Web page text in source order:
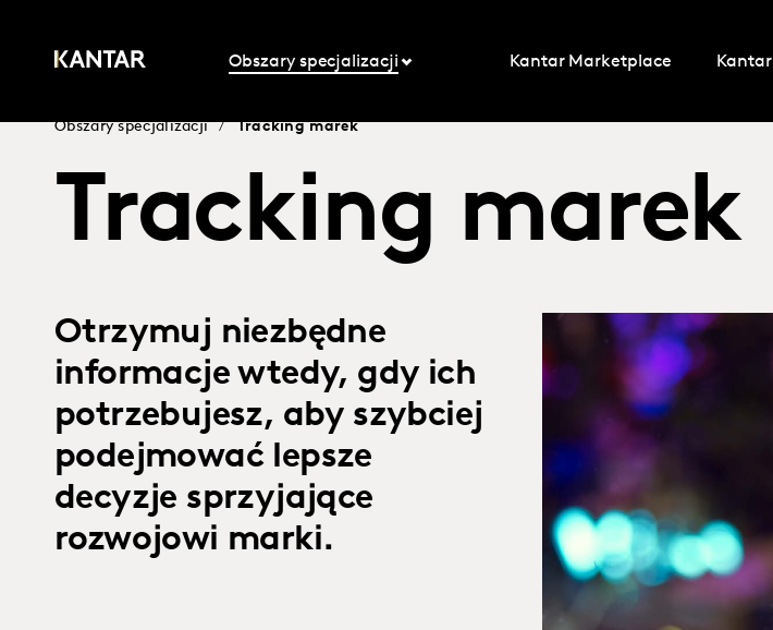
Obszary specjalizacji Kantar Marketplace Kantar
Obszary specjalizacji / Tracking marek
Tracking marek
Otrzymuj niezbędne
informacje wtedy, gdy ich
potrzebujesz, aby szybciej
podejmować lepsze
decyzje sprzyjające
rozwojowi marki.